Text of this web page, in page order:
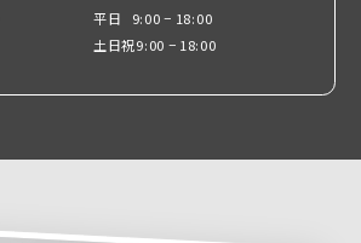
平日
9:00 − 18:00
土日祝9:00 − 18:00